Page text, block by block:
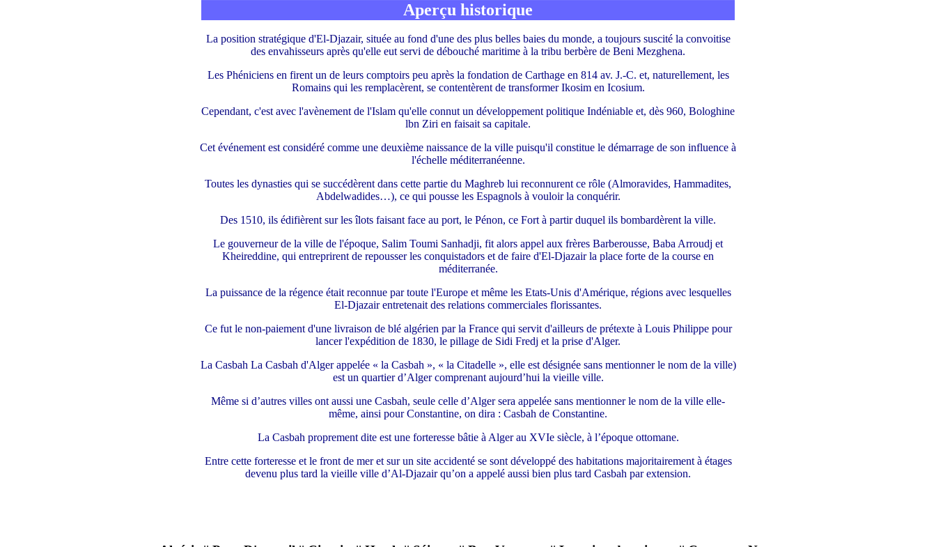
Aperçu historique
La position stratégique d'El-Djazair, située au fond d'une des plus belles baies du monde, a toujours suscité la convoitise
des envahisseurs après qu'elle eut servi de débouché maritime à la tribu berbère de Beni Mezghena.
Les Phéniciens en firent un de leurs comptoirs peu après la fondation de Carthage en 814 av. J.-C. et, naturellement, les
Romains qui les remplacèrent, se contentèrent de transformer Ikosim en Icosium.
Cependant, c'est avec l'avènement de l'Islam qu'elle connut un développement politique Indéniable et, dès 960, Bologhine
lbn Ziri en faisait sa capitale.
Cet événement est considéré comme une deuxième naissance de la ville puisqu'il constitue le démarrage de son influence à
l'échelle méditerranéenne.
Toutes les dynasties qui se succédèrent dans cette partie du Maghreb lui reconnurent ce rôle (Almoravides, Hammadites,
Abdelwadides…), ce qui pousse les Espagnols à vouloir la conquérir.
Des 1510, ils édifièrent sur les îlots faisant face au port, le Pénon, ce Fort à partir duquel ils bombardèrent la ville.
Le gouverneur de la ville de l'époque, Salim Toumi Sanhadji, fit alors appel aux frères Barberousse, Baba Arroudj et
Kheireddine, qui entreprirent de repousser les conquistadors et de faire d'El-Djazair la place forte de la course en
méditerranée.
La puissance de la régence était reconnue par toute l'Europe et même les Etats-Unis d'Amérique, régions avec lesquelles
El-Djazair entretenait des relations commerciales florissantes.
Ce fut le non-paiement d'une livraison de blé algérien par la France qui servit d'ailleurs de prétexte à Louis Philippe pour
lancer l'expédition de 1830, le pillage de Sidi Fredj et la prise d'Alger.
La Casbah La Casbah d'Alger appelée « la Casbah », « la Citadelle », elle est désignée sans mentionner le nom de la ville)
est un quartier d’Alger comprenant aujourd’hui la vieille ville.
Même si d’autres villes ont aussi une Casbah, seule celle d’Alger sera appelée sans mentionner le nom de la ville elle-
même, ainsi pour Constantine, on dira : Casbah de Constantine.
La Casbah proprement dite est une forteresse bâtie à Alger au XVIe siècle, à l’époque ottomane.
Entre cette forteresse et le front de mer et sur un site accidenté se sont développé des habitations majoritairement à étages
devenu plus tard la vieille ville d’Al-Djazair qu’on a appelé aussi bien plus tard Casbah par extension.